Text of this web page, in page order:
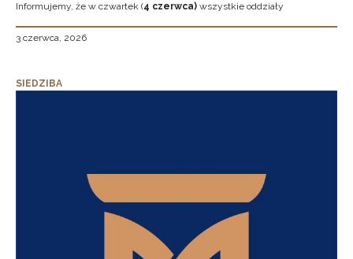
Informujemy, że w czwartek (4 czerwca) wszystkie oddziały
3 czerwca, 2026
SIEDZIBA